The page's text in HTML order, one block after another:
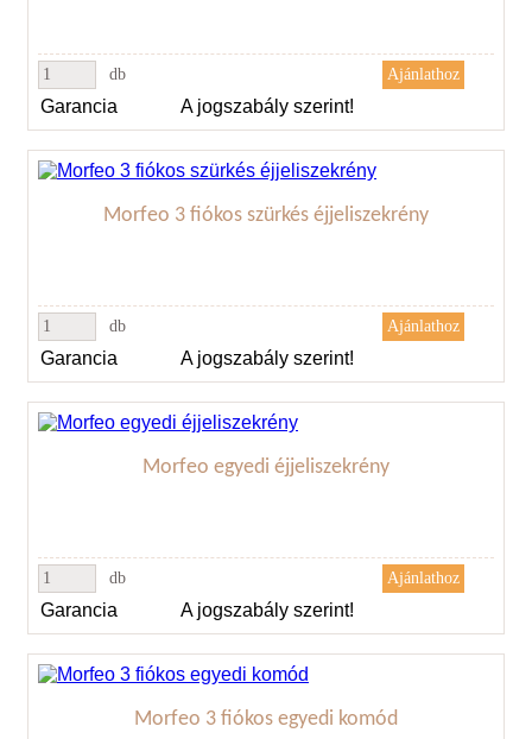
db
Garancia A jogszabály szerint!
Morfeo 3 fiókos szürkés éjjeliszekrény
db
Garancia A jogszabály szerint!
Morfeo egyedi éjjeliszekrény
db
Garancia A jogszabály szerint!
Morfeo 3 fiókos egyedi komód